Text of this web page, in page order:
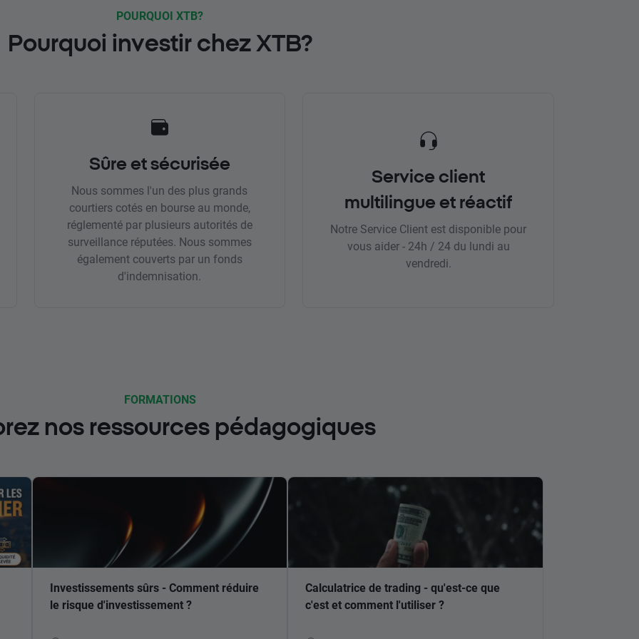
POURQUOI XTB?
Pourquoi investir chez XTB?
Sûre et sécurisée
Nous sommes l'un des plus grands
courtiers cotés en bourse au monde,
réglementé par plusieurs autorités de
surveillance réputées. Nous sommes
également couverts par un fonds
d'indemnisation.
Service client
multilingue et réactif
Notre Service Client est disponible pour
vous aider - 24h / 24 du lundi au
vendredi.
FORMATIONS
nos ressources pédagogiques
Investissements sûrs - Comment réduire
le risque d'investissement ?
Calculatrice de trading - qu'est-ce que
c'est et comment l'utiliser ?